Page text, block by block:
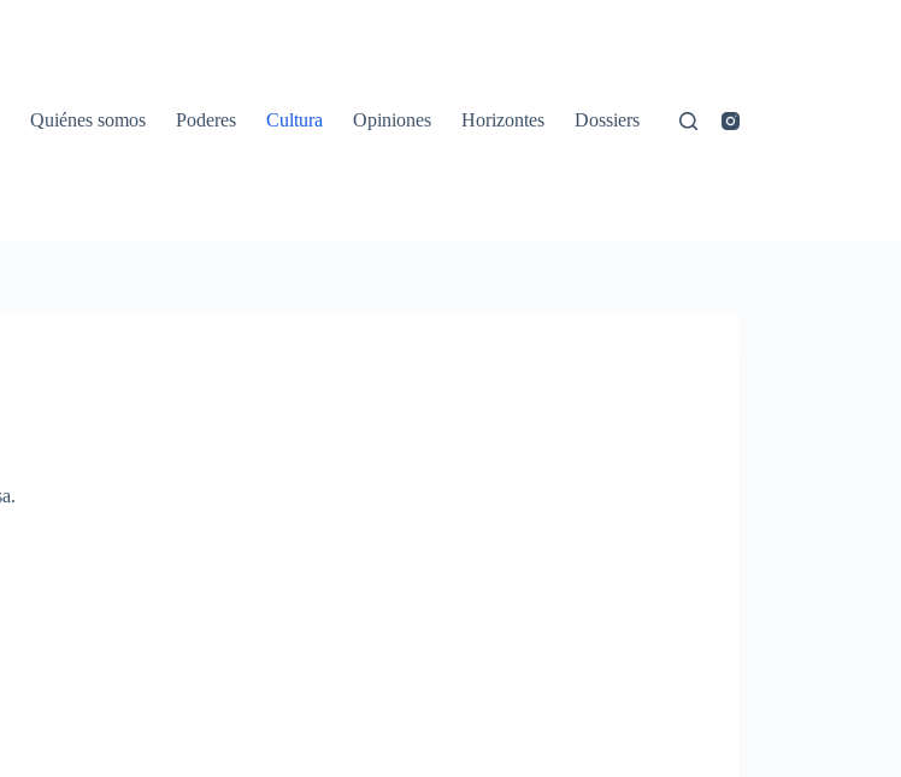
Quiénes somos Poderes Cultura Opiniones Horizontes Dossiers
.